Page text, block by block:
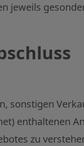
jeweils
sonstigen
enthaltenen
zu